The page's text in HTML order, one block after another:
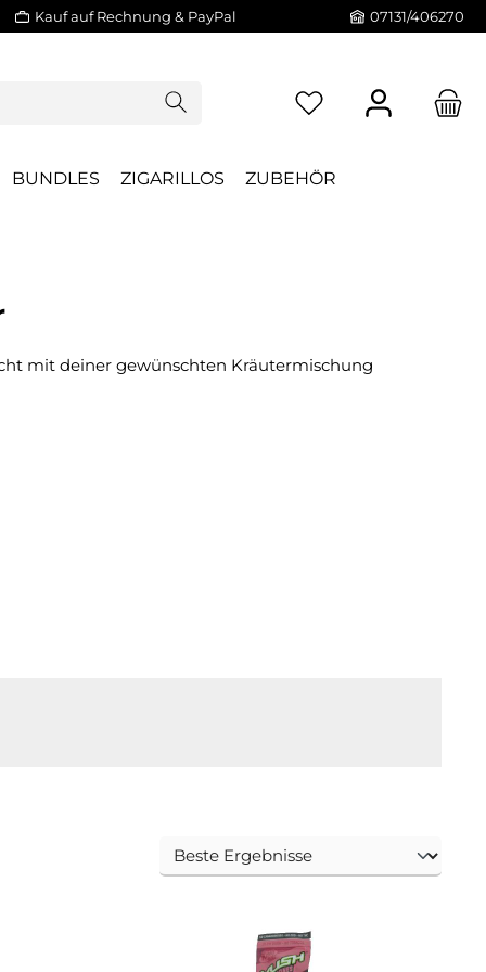
Kauf auf Rechnung & PayPal 07131/406270
BUNDLES ZIGARILLOS ZUBEHÖR
mit deiner gewünschten Kräutermischung